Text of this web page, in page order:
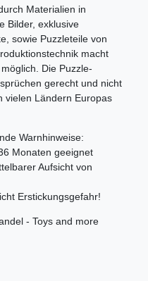
Materialien in
Bilder, exklusive
sowie Puzzleteile von
macht
Die Puzzle-
gerecht und nicht
vielen Ländern Europas
Warnhinweise:
Monaten geeignet
Aufsicht von
Erstickungsgefahr!
- Toys and more